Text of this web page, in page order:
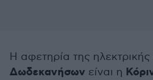
Η αφετηρία της
Δωδεκανήσων είναι η